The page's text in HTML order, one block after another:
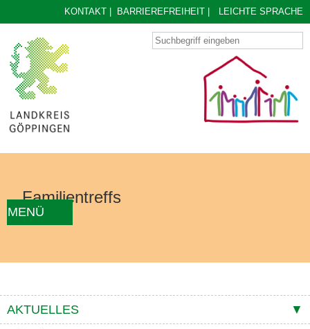
KONTAKT BARRIEREFREIHEIT LEICHTE SPRACHE
MENÜ
KONZEPT KONTAKTE
Familientreffs
AKTUELLES